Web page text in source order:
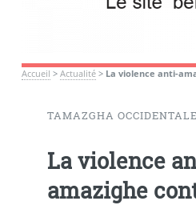
Accueil > Actualité> La violence anti-
TAMAZGHA OCCIDENTALE
La violence
amazighe